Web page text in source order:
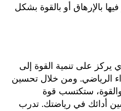
بالإرهاق أو بالقوة بشكل
يركز على تنمية القوة إلى
الرياضي. ومن خلال تحسين
ستكتسب قوة
أدائك في رياضتك. تدرب